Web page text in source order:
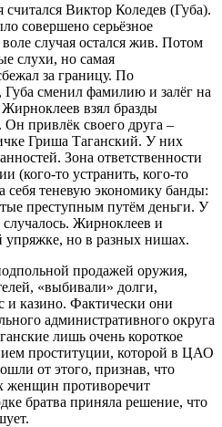
Виктор Коледев (Губа).
совершено серьёзное
случая остался жив. Потом
слухи, но самая
за границу. По
сменил фамилию и залёг на
взял бразды
привлёк своего друга –
Гриша Таганский. У них
Зона ответственности
(кого-то устранить, кого-то
себя теневую экономику банды:
преступным путём деньги. У
Жирноклеев и
упряжке, но в разных нишах.
продажей оружия,
«выбивали» долги,
и казино. Фактически они
административного округа
лишь очень короткое
проституции, которой в ЦАО
от этого, признав, что
женщин противоречит
братва приняла решение, что